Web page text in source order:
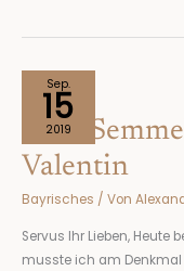
Sep.
15
2019
Von
Valentin
Bayrisches / Von
Servus Ihr Lieben, Heute
musste ich am
„Semmelnknödeln“
Karl
Valentin